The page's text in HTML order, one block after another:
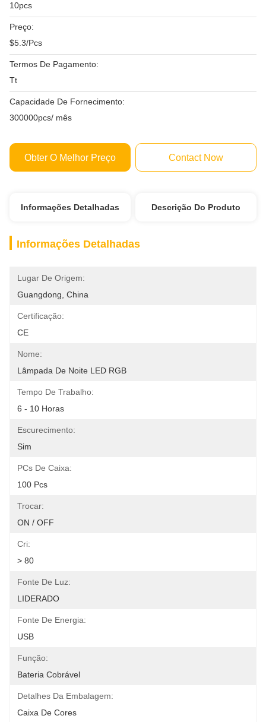
10pcs
Preço:
$5.3/Pcs
Termos De Pagamento:
Tt
Capacidade De Fornecimento:
300000pcs/ mês
Obter O Melhor Preço Contact Now
Informações Detalhadas Descrição Do Produto
Informações Detalhadas
Lugar De Origem:
Guangdong, China
Certificação:
CE
Nome:
Lâmpada De Noite LED RGB
Tempo De Trabalho:
6 - 10 Horas
Escurecimento:
Sim
PCs De Caixa:
100 Pcs
Trocar:
ON / OFF
Cri:
> 80
Fonte De Luz:
LIDERADO
Fonte De Energia:
USB
Função:
Bateria Cobrável
Detalhes Da Embalagem:
Caixa De Cores